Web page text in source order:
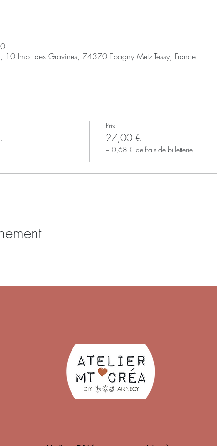
10 Imp. des Gravines, 74370 Epagny Metz-Tessy, France
Prix
27,00 €
+ 0,68 € de frais de billetterie